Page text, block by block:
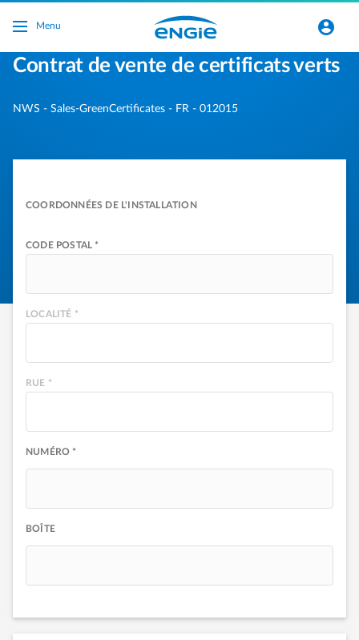
Accéder au contenu principal
Menu normal-account-circle
Contrat de vente de certificats verts
NWS - Sales-GreenCertificates - FR - 012015
COORDONNÉES DE L'INSTALLATION
CODE POSTAL *
LOCALITÉ *
RUE *
NUMÉRO *
BOÎTE